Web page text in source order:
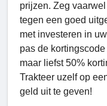
prijzen. Zeg
tegen een goed
met investeren in
pas de
maar liefst 50%
Trakteer uzelf op
geld uit te geven!